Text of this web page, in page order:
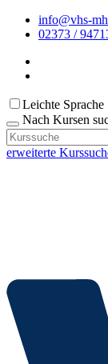
info@vhs-
02373 /
Leichte Sprache
Nach Kursen
erweiterte